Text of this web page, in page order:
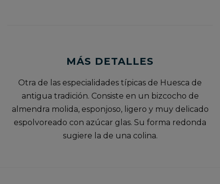
MÁS DETALLES
Otra de las especialidades típicas de Huesca de
antigua tradición. Consiste en un bizcocho de
almendra molida, esponjoso, ligero y muy delicado
espolvoreado con azúcar glas. Su forma redonda
sugiere la de una colina.